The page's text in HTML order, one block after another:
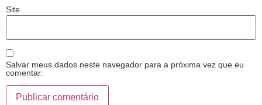
Site
Salvar meus dados neste navegador para a próxima vez que eu
comentar.